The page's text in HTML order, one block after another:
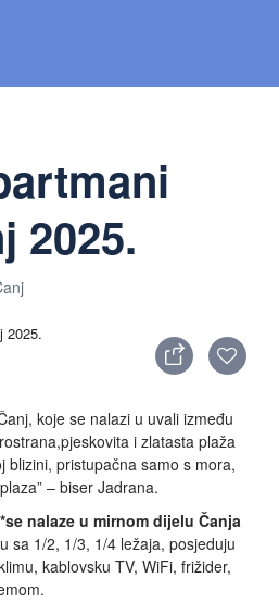
2025.
koje se nalazi u uvali između
i zlatasta plaža
blizini, pristupačna samo s mora,
– biser Jadrana.
nalaze u mirnom dijelu Čanja
sa 1/2, 1/3, 1/4 ležaja, posjeduju
kablovsku TV, WiFi, frižider,